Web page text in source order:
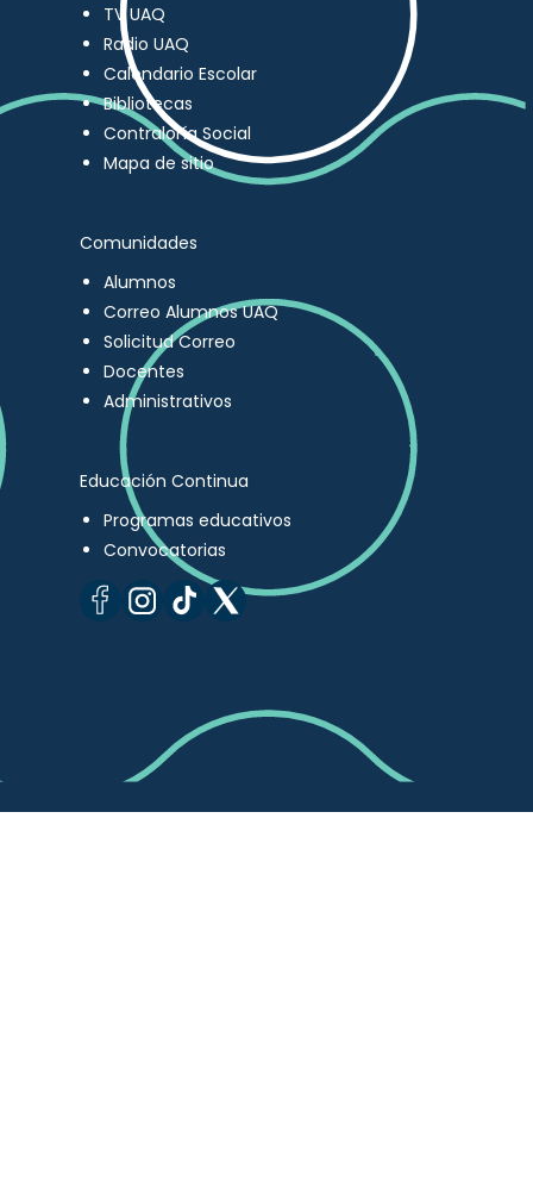
TV UAQ
Radio UAQ
Calendario Escolar
Bibliotecas
Contraloría Social
Mapa de sitio
Comunidades
Alumnos
Correo Alumnos UAQ
Solicitud Correo
Docentes
Administrativos
Educación Continua
Programas educativos
Convocatorias